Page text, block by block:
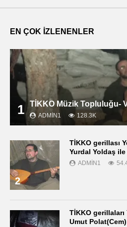
EN ÇOK İZLENENLER
1 TİKKO Müzik Topluluğu-
ADMIN1 128.3K
2
TİKKO gerillası
Yurdal Yoldaş
ADMIN1
TİKKO gerillaları
Umut